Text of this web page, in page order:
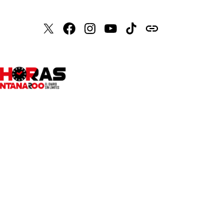
X Faceboook
Instagram
Youtube
Tiktokissuu